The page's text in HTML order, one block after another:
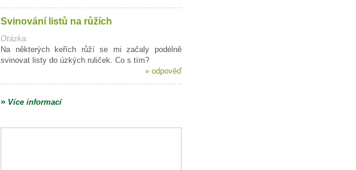
Svinování listů na růžích
Otázka:
Na některých keřích růží se mi začaly podélně
svinovat listy do úzkých ruliček. Co s tím?
» odpověď
» Více informací